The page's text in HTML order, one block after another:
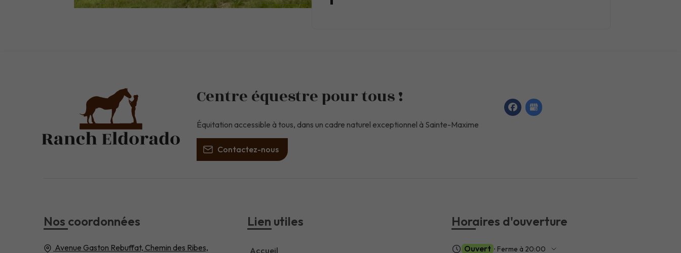
Centre équestre pour tous !
Équitation accessible à tous, dans un cadre naturel exceptionnel à Sainte-Maxime
Contactez-nous
Nos coordonnées
Avenue Gaston Rebuffat, Chemin des Ribes,
Lien utiles
Accueil
Horaires d'ouverture
Ouvert ⋅ Ferme à 20:00